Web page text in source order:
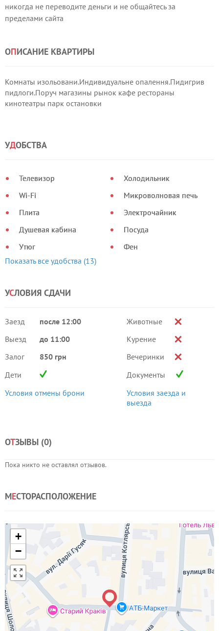
никогда не переводите деньги и не общайтесь за
пределами сайта
ОПИСАНИЕ КВАРТИРЫ
Комнаты изольовани.Индивидуальне опалення.Пидигрив
пидлоги.Поруч магазины рынок кафе рестораны
кинотеатры парк остановки
УДОБСТВА
Телевизор
Wi-Fi
Плита
Душевая кабина
Утюг
Холодильник
Микроволновая печь
Электрочайник
Посуда
Фен
Показать все удобства (13)
УСЛОВИЯ СДАЧИ
Заезд
после 12:00
Выезд
до 11:00
Залог
850 грн
Дети
Условия отмены брони
Животные
Курение
Вечеринки
Документы
Условия заезда и
выезда
ОТЗЫВЫ (0)
Пока никто не оставлял отзывов.
МЕСТОРАСПОЛОЖЕНИЕ
+
−